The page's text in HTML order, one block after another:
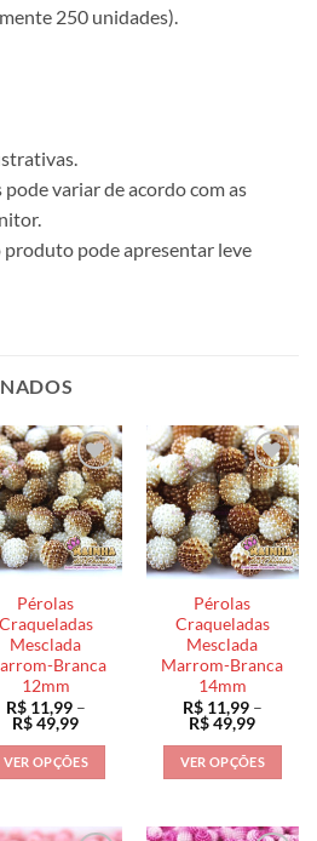
250 unidades).
variar de acordo com as
produto pode apresentar leve
Pérolas
Craqueladas
Mesclada
Branca
12mm
R$11,99 –
R$49,99Faixa
preço:
R$ 11,99
através
VER OPÇÕES
Pérolas
Craqueladas
Mesclada
Marrom-Branca
14mm
R$11,99 –
R$49,99Faixa
preço:
R$
através
VER OPÇÕES